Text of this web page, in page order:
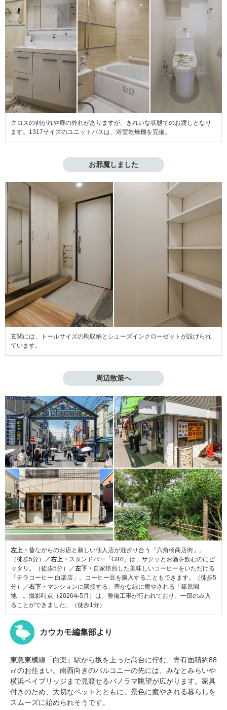
クロスの剥がれや扉の外れがありますが、きれいな状態でのお渡しとなり
ます。1317サイズのユニットバスは、浴室乾燥機を完備。
お邪魔しました
玄関には、トールサイズの靴収納とシューズインクローゼットが設けられ
ています。
周辺散策へ
左上・ 昔ながらのお店と新しい個人店が混ざり合う「六角橋商店街」。
（徒歩5分）／右上・ スタンドバー「GIRI」は、サクッとお酒を飲むのにピ
ッタリ。（徒歩5分）／左下・ 自家焙煎した美味しいコーヒーをいただける
「テラコーヒー 白楽店」。コーヒー豆を購入することもできます。（徒歩5
分）／右下・ マンションに隣接する、豊かな緑に癒やされる「篠原園
地」。撮影時点（2026年5月）は、整備工事が行われており、一部のみ入
ることができました。（徒歩1分）
カウカモ編集部より
東急東横線「白楽」駅から坂を上った高台に佇む、専有面積約88
㎡のお住まい。南西向きのバルコニーの先には、みなとみらいや
横浜ベイブリッジまで見渡せるパノラマ眺望が広がります。家具
付きのため、大切なペットとともに、景色に癒やされる暮らしを
スムーズに始められそうです。